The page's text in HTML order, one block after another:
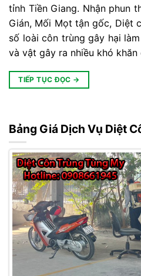
tỉnh Tiền Giang. Nhận phun
Gián, Mối Mọt tận gốc, Diệt
số loài côn trùng gây hại
và vật gây ra nhiều khó
TIẾP TỤC ĐỌC →
Bảng Giá Dịch Vụ Diệt